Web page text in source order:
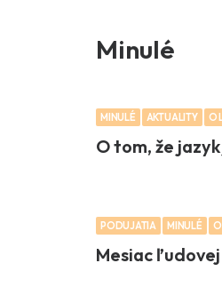
Minulé
MINULÉ AKTUALITY O
O tom, že
PODUJATIA MINULÉ O
Mesiac